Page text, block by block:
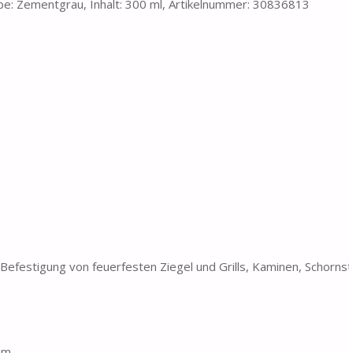
Zementgrau, Inhalt: 300 ml, Artikelnummer: 30836813
von feuerfesten Ziegel und Grills, Kaminen,